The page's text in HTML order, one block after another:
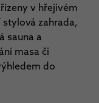
v hřejivém
zahrada,
sauna a
masa či
do